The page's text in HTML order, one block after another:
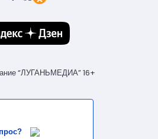
“ЛУГАНЬМЕДИА” 16+